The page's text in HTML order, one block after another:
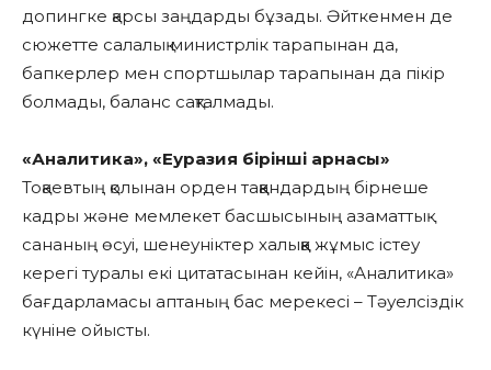
допингке қарсы заңдарды бұзады. Әйткенмен де
сюжетте салалық министрлік тарапынан да,
бапкерлер мен спортшылар тарапынан да пікір
болмады, баланс сақталмады.
«Аналитика», «Еуразия бірінші арнасы»
Тоқаевтың қолынан орден таққандардың бірнеше
кадры және мемлекет басшысының азаматтық
сананың өсуі, шенеуніктер халыққа жұмыс істеу
керегі туралы екі цитатасынан кейін, «Аналитика»
бағдарламасы аптаның бас мерекесі – Тәуелсіздік
күніне ойысты.